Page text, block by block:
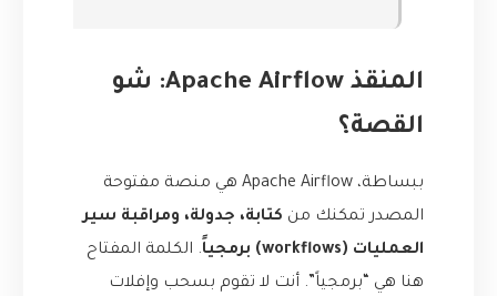
المنقذ Apache Airflow: شو
القصة؟
ببساطة، Apache Airflow هي منصة مفتوحة
المصدر تمكنك من كتابة، جدولة، ومراقبة سير
العمليات (workflows) برمجياً
. الكلمة المفتاح
هنا هي “برمجياً”. أنت لا تقوم بسحب وإفلات